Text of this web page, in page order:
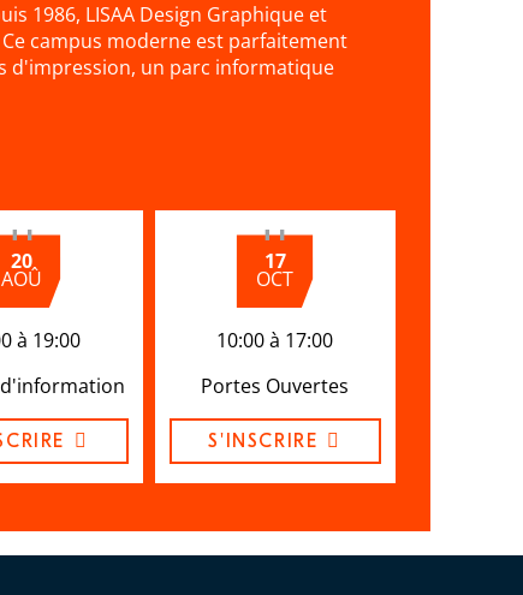
1986, LISAA Design Graphique et
campus moderne est parfaitement
d'impression, un parc informatique
20
AOÛ
à 19:00
17
OCT
10:00 à 17:00
Portes Ouvertes
S'INSCRIRE